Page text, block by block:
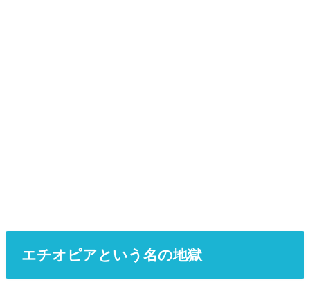
エチオピアという名の地獄